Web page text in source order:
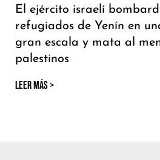
El ejército israelí
refugiados de Yenín en
gran escala y mata al
palestinos
LEER MÁS >